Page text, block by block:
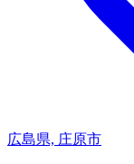
広島県, 庄原市